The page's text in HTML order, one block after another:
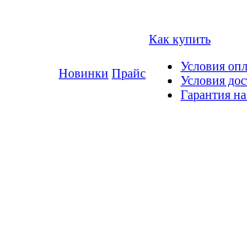
Новинки Прайс
Как купить
Условия
Условия
Гарантия